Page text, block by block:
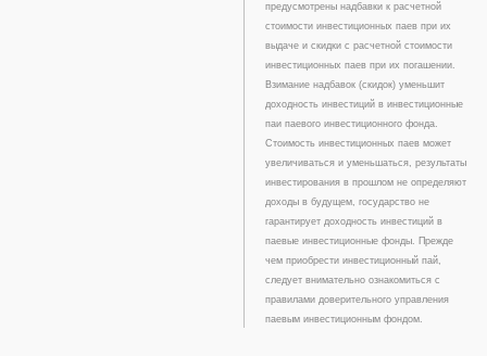
предусмотрены надбавки к расчетной
стоимости инвестиционных паев при их
выдаче и скидки с расчетной стоимости
инвестиционных паев при их погашении.
Взимание надбавок (скидок) уменьшит
доходность инвестиций в инвестиционные
паи паевого инвестиционного фонда.
Стоимость инвестиционных паев может
увеличиваться и уменьшаться, результаты
инвестирования в прошлом не определяют
доходы в будущем, государство не
гарантирует доходность инвестиций в
паевые инвестиционные фонды. Прежде
чем приобрести инвестиционный пай,
следует внимательно ознакомиться с
правилами доверительного управления
паевым инвестиционным фондом.